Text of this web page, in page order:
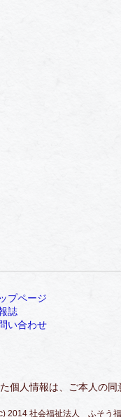
プページ
誌
い合わせ
個人情報は、ご本人の
2014 社会福祉法人 ふそう